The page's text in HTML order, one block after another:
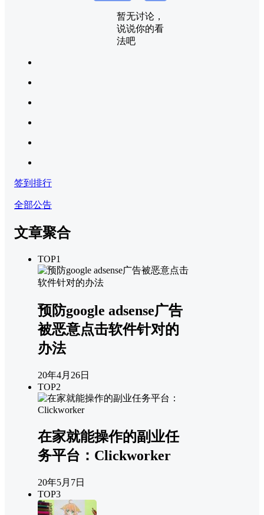
暂无讨论，
说说你的看
法吧
签到排行
全部公告
文章聚合
TOP1
预防google adsense广告
被恶意点击软件针对的
办法
20年4月26日
TOP2
在家就能操作的副业任
务平台：Clickworker
20年5月7日
TOP3